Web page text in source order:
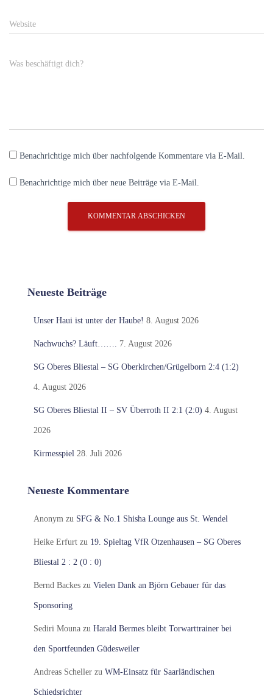
Website
Was beschäftigt dich?
Benachrichtige mich über nachfolgende Kommentare via E-Mail.
Benachrichtige mich über neue Beiträge via E-Mail.
Neueste Beiträge
Unser Haui ist unter der Haube! 8. August 2026
Nachwuchs? Läuft……. 7. August 2026
SG Oberes Bliestal – SG Oberkirchen/Grügelborn 2:4 (1:2)
4. August 2026
SG Oberes Bliestal II – SV Überroth II 2:1 (2:0) 4. August
2026
Kirmesspiel 28. Juli 2026
Neueste Kommentare
Anonym zu SFG & No.1 Shisha Lounge aus St. Wendel
Heike Erfurt zu 19. Spieltag VfR Otzenhausen – SG Oberes
Bliestal 2 : 2 (0 : 0)
Bernd Backes zu Vielen Dank an Björn Gebauer für das
Sponsoring
Sediri Mouna zu Harald Bermes bleibt Torwarttrainer bei
den Sportfeunden Güdesweiler
Andreas Scheller zu WM-Einsatz für Saarländischen
Schiedsrichter